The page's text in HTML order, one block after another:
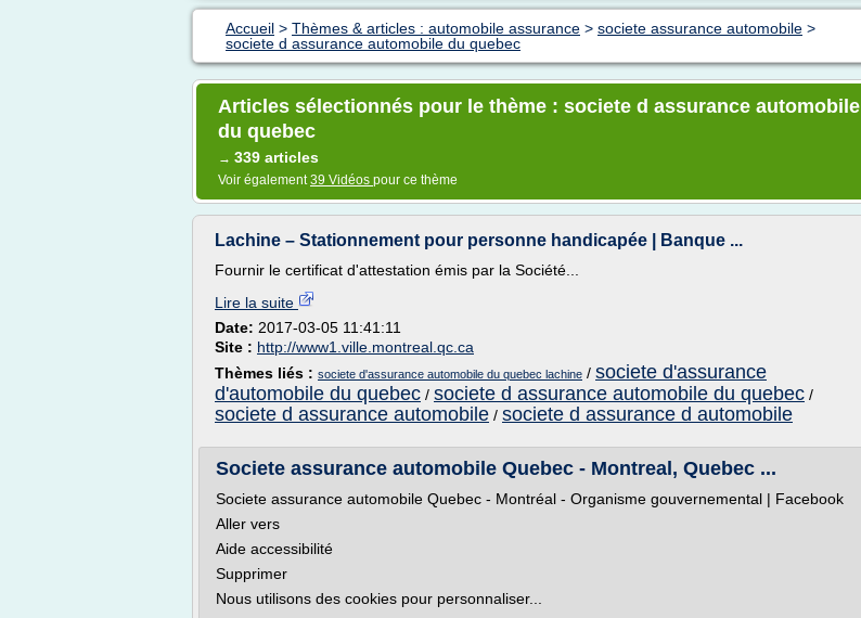
Accueil > Thèmes & articles : automobile assurance > societe assurance automobile >
societe d assurance automobile du quebec
Articles sélectionnés pour le thème : societe d assurance automobile
du quebec
→ 339 articles
Voir également39 Vidéos pour ce thème
Lachine – Stationnement pour personne handicapée | Banque ...
Fournir le certificat d'attestation émis par la Société...
Lire la suite
Date: 2017-03-05 11:41:11
Site : http://www1.ville.montreal.qc.ca
Thèmes liés : societe d'assurance automobile du quebec lachine / societe d'assurance
d'automobile du quebec / societe d assurance automobile du quebec /
societe d assurance automobile / societe d assurance d automobile
Societe assurance automobile Quebec - Montreal, Quebec ...
Societe assurance automobile Quebec - Montréal - Organisme gouvernemental | Facebook
Aller vers
Aide accessibilité
Supprimer
Nous utilisons des cookies pour personnaliser...